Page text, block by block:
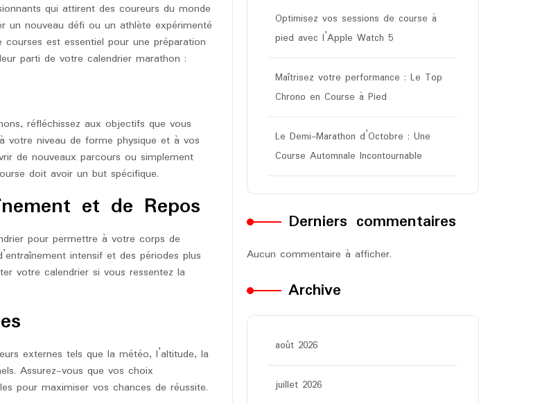
qui attirent des coureurs du monde
un nouveau défi ou un athlète expérimenté
est essentiel pour une préparation
parti de votre calendrier marathon :
réfléchissez aux objectifs que vous
votre niveau de forme physique et à vos
de nouveaux parcours ou simplement
doit avoir un but spécifique.
et de Repos
pour permettre à votre corps de
intensif et des périodes plus
votre calendrier si vous ressentez la
externes tels que la météo, l’altitude, la
Assurez-vous que vos choix
pour maximiser vos chances de réussite.
Optimisez vos sessions de course à
pied avec l’Apple Watch 5
Maîtrisez votre performance : Le Top
Chrono en Course à Pied
Le Demi-Marathon d’Octobre : Une
Course Automnale Incontournable
Derniers commentaires
Aucun commentaire à afficher.
Archive
août 2026
juillet 2026